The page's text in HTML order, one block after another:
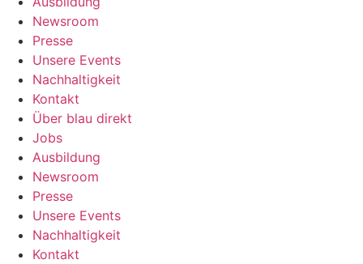
Newsroom
Presse
Unsere Events
Nachhaltigkeit
Kontakt
Über blau direkt
Jobs
Ausbildung
Newsroom
Presse
Unsere Events
Nachhaltigkeit
Kontakt